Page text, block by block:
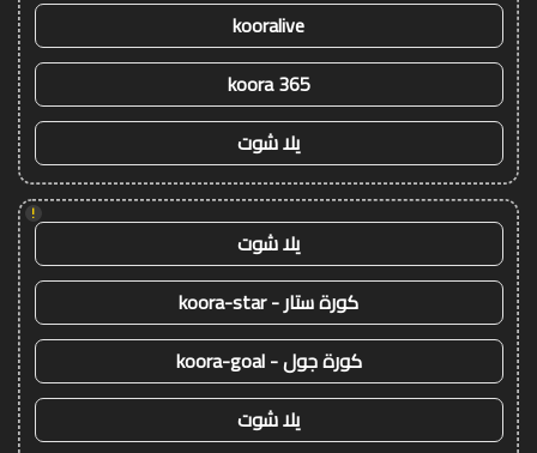
kooralive
koora 365
يلا شوت
!
يلا شوت
كورة ستار - koora-star
كورة جول - koora-goal
يلا شوت